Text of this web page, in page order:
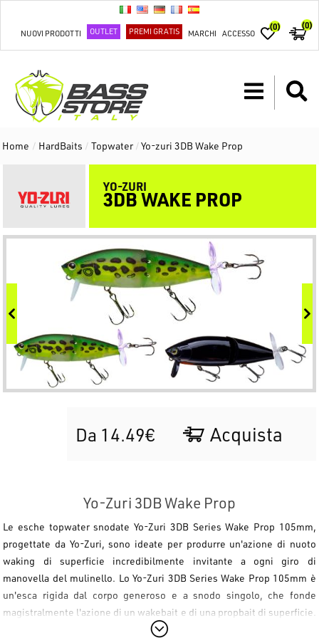
NUOVI PRODOTTI OUTLET PREMI GRATIS MARCHI ACCESSO
(0) (0)
Home / HardBaits / Topwater /Yo-zuri 3DB Wake Prop
YO-ZURI
3DB WAKE PROP
Da 14.49€ Acquista
Yo-Zuri 3DB Wake Prop
Le esche topwater snodateYo-Zuri 3DB Series Wake Prop 105mm,
progettate da Yo-Zuri, sono ideate per produrre un'azione di nuoto
waking di superficie incredibilmente invitante a ogni giro di
manovella del mulinello. LoYo-Zuri 3DB Series Wake Prop 105mm è
un'esca rigida dal corpo generoso e a snodo singolo, che fonde
magistralmente l'azione di un wakebait e di una propbait di superficie.
Costruito con una robusta paletta verticale e un'elica